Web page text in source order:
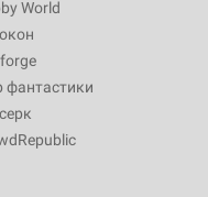
World
фантастики